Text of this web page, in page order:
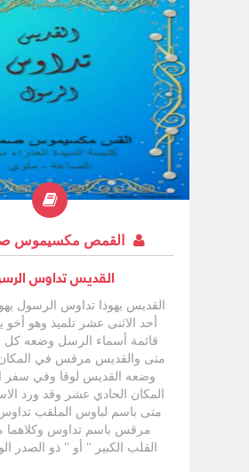
(مر، لو، يو) أما في إنجيل
منه يقدمه على نفسه فيسبق
متى، أما في سفر الأعمال
المكان
الأهمية بسبب ما قام به في
إذ جاء الثاني بعد القديس
القديس توما مع الرسل الذين
شخص ليحل محل يهوذا، وأيضا
الروح القدس. ويذكر القديس
معلمنا يوحنا في 4
القمص مكسيموس
القديس تداوس
القديس يهوذا تداوس الرسول
أحد الاثنى عشر تلميذ وهو
قائمة أسماء الرسل وضعه
متى والقديس مرقس في المكان
وضعه القديس لوقا وفي سفر
المكان الحادي عشر وقد ورد
متى باسم لباوس الملقب
مرقس باسم تداوس وكلاهما
القلب الكبير " أو " ذو الصدر